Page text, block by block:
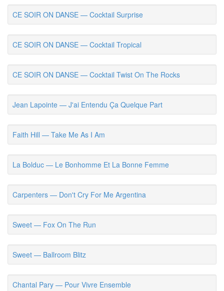
CE SOIR ON DANSE — Cocktail Surprise
CE SOIR ON DANSE — Cocktail Tropical
CE SOIR ON DANSE — Cocktail Twist On The Rocks
Jean Lapointe — J'ai Entendu Ça Quelque Part
Faith Hill — Take Me As I Am
La Bolduc — Le Bonhomme Et La Bonne Femme
Carpenters — Don't Cry For Me Argentina
Sweet — Fox On The Run
Sweet — Ballroom Blitz
Chantal Pary — Pour Vivre Ensemble